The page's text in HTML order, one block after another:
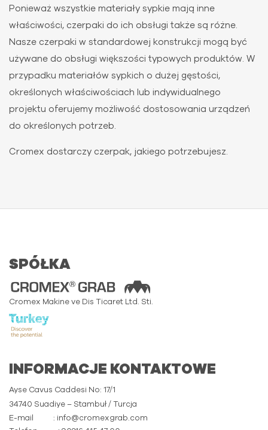
Ponieważ wszystkie materiały sypkie mają inne
właściwości, czerpaki do ich obsługi także są różne.
Nasze czerpaki w standardowej konstrukcji mogą być
używane do obsługi większości typowych produktów. W
przypadku materiałów sypkich o dużej gęstości,
określonych właściwościach lub indywidualnego
projektu oferujemy możliwość dostosowania urządzeń
do określonych potrzeb.
Cromex dostarczy czerpak, jakiego potrzebujesz.
SPÓŁKA
Cromex Makine ve Dis Ticaret Ltd. Sti.
INFORMACJE KONTAKTOWE
Ayse Cavus Caddesi No: 17/1
34740 Suadiye – Stambuł / Turcja
E-mail
: info@cromexgrab.com